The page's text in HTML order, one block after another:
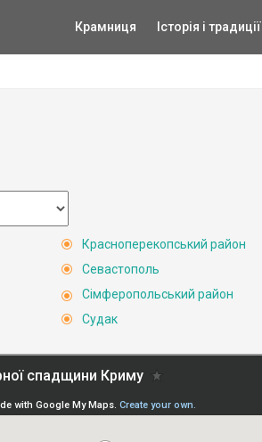
Крамниця Історія і традиції
Красноперекопський район
Севастополь
Сімферопольський район
Судак